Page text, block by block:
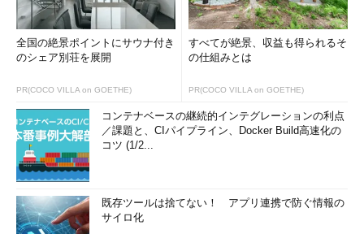
いとされる私立カリキュラム）の学校に転校し、C++に加え、メ
モリ管理なども学びました。英語の授業も3種類ありました」
アルジュン氏いわく、インドの教育システムは「奇妙」であ
を詰め込み、MIT（マサチューセッツ工科大学）やハーバード大
学に入るよりも難しく、中国の「高考（ガオカオ）」に次いで難
易度が高いといわれる大学入試に挑む。
彼はとても優秀だったのであろう。その苛烈な受験戦争を勝ち
（Ramaiah Institute of Technology）に進学し、電子工学を専攻
する。
全国の絶景ポイントにサウナ付き
のシェア別荘を展開
PR(COCO VILLA on GOETHE)
すべてが絶景、収益も得られるそ
の仕組みとは
PR(COCO VILLA on GOETHE)
コンテナベースの継続的インテグレーションの利点
／課題と、CIパイプライン、Docker Build高速化の
コツ (1/2...
既存ツールは捨てない！ アプリ連携で防ぐ情報の
サイロ化